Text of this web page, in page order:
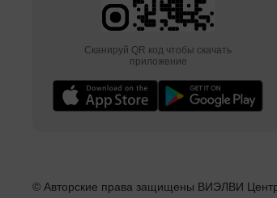
Сканируй QR код чтобы скачать
приложение
© Авторские права защищены ВИЭЛВИ